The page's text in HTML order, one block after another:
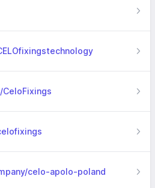
celo-apolo-poland